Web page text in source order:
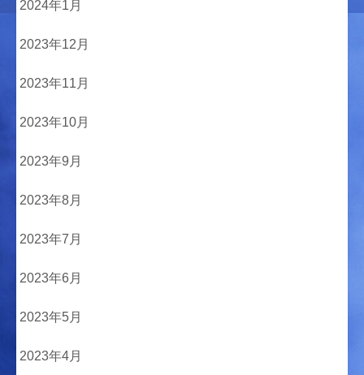
2024年1月
2023年12月
2023年11月
2023年10月
2023年9月
2023年8月
2023年7月
2023年6月
2023年5月
2023年4月